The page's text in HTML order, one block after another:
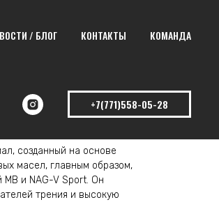
/ БЛОГ КОНТАКТЫ КОМАНДА
+7(771)558-05-28
созданный на основе
масел, главным образом,
MB и NAG-V Sport. Он
трения и высокую